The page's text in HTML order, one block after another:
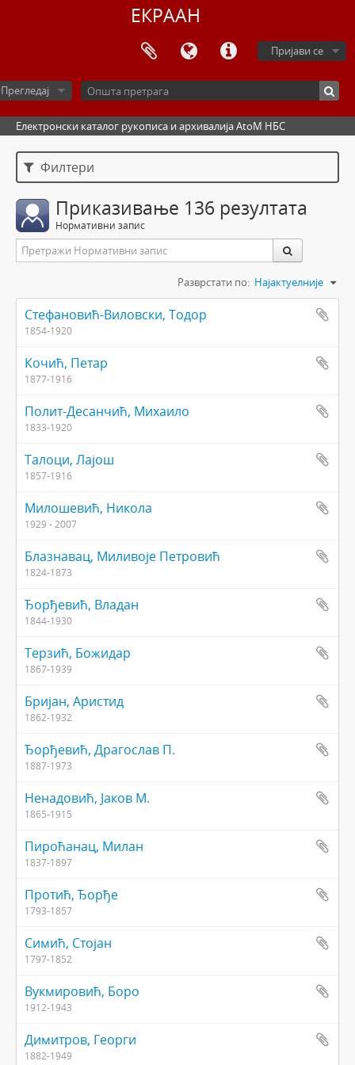
ЕКРААН
Пријави се
Прегледај
Електронски каталог рукописа и архивалија AtoM НБС
Филтери
Приказивање 136 резултата
Нормативни запис
Разврстати по: Најактуелније
Стефановић-Виловски, Тодор
1854-1920
Кочић, Петар
1877-1916
Полит-Десанчић, Михаило
1833-1920
Талоци, Лајош
1857-1916
Милошевић, Никола
1929 - 2007
Блазнавац, Миливоје Петровић
1824-1873
Ђорђевић, Владан
1844-1930
Терзић, Божидар
1867-1939
Бријан, Аристид
1862-1932
Ђорђевић, Драгослав П.
1887-1973
Ненадовић, Јаков М.
1865-1915
Пироћанац, Милан
1837-1897
Протић, Ђорђе
1793-1857
Симић, Стојан
1797-1852
Вукмировић, Боро
1912-1943
Димитров, Георги
1882-1949